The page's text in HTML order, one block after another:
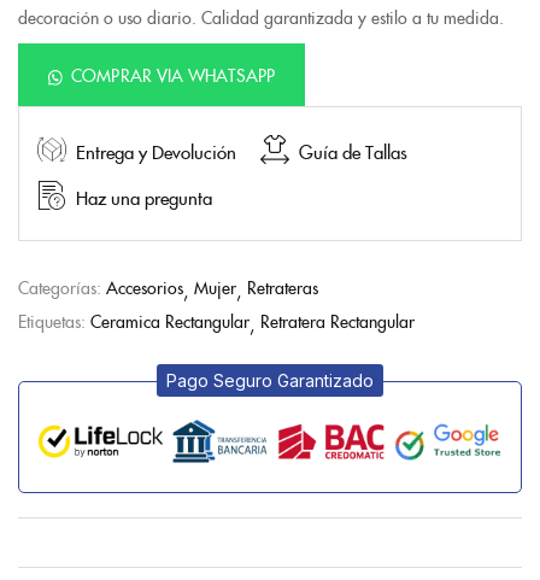
decoración o uso diario. Calidad garantizada y estilo a tu medida.
COMPRAR VIA WHATSAPP
Entrega y Devolución
Guía de Tallas
Haz una pregunta
Categorías: Accesorios Mujer Retrateras
Etiquetas: Ceramica Rectangular Retratera Rectangular
Pago Seguro Garantizado